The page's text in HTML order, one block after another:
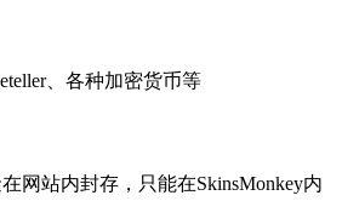
、各种加密货币等
网站内封存，只能在SkinsMonkey内